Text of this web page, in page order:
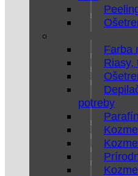
Farba
Riasy,
potreby
Parafín